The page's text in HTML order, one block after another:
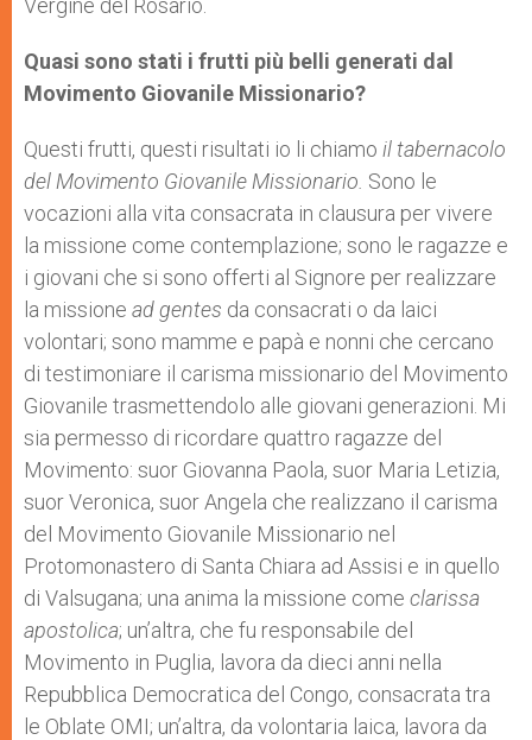
Vergine del Rosario.
Quasi sono stati i frutti più belli generati dal
Movimento Giovanile Missionario?
Questi frutti, questi risultati io li chiamo il tabernacolo
del Movimento Giovanile Missionario. Sono le
vocazioni alla vita consacrata in clausura per vivere
la missione come contemplazione; sono le ragazze e
i giovani che si sono offerti al Signore per realizzare
la missione ad gentes da consacrati o da laici
volontari; sono mamme e papà e nonni che cercano
di testimoniare il carisma missionario del Movimento
Giovanile trasmettendolo alle giovani generazioni. Mi
sia permesso di ricordare quattro ragazze del
Movimento: suor Giovanna Paola, suor Maria Letizia,
suor Veronica, suor Angela che realizzano il carisma
del Movimento Giovanile Missionario nel
Protomonastero di Santa Chiara ad Assisi e in quello
di Valsugana; una anima la missione come clarissa
apostolica; un’altra, che fu responsabile del
Movimento in Puglia, lavora da dieci anni nella
Repubblica Democratica del Congo, consacrata tra
le Oblate OMI; un’altra, da volontaria laica, lavora da